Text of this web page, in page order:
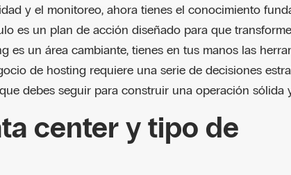
y el monitoreo, ahora tienes el conocimiento
es un plan de acción diseñado para que
es un área cambiante, tienes en tus manos las
de hosting requiere una serie de decisiones
debes seguir para construir una operación sólida
center y tipo de